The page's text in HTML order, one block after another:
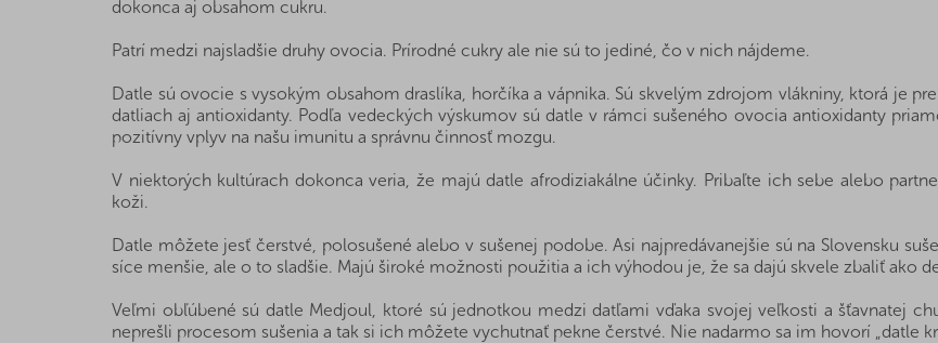
dokonca aj obsahom cukru.
Patrí medzi najsladšie druhy ovocia. Prírodné cukry ale nie sú to jediné, čo v nich nájdeme.
Datle sú ovocie s vysokým obsahom draslíka, horčíka a vápnika. Sú skvelým zdrojom vlákniny, ktorá je
datliach aj antioxidanty. Podľa vedeckých výskumov sú datle v rámci sušeného ovocia antioxidanty
pozitívny vplyv na našu imunitu a správnu činnosť mozgu.
V niektorých kultúrach dokonca veria, že majú datle afrodiziakálne účinky. Pribaľte ich sebe alebo
koži.
Datle môžete jesť čerstvé, polosušené alebo v sušenej podobe. Asi najpredávanejšie sú na Slovensku
síce menšie, ale o to sladšie. Majú široké možnosti použitia a ich výhodou je, že sa dajú skvele zbaliť ako
Veľmi obľúbené sú datle Medjoul, ktoré sú jednotkou medzi datľami vďaka svojej veľkosti a šťavnatej
neprešli procesom sušenia a tak si ich môžete vychutnať pekne čerstvé. Nie nadarmo sa im hovorí „datle